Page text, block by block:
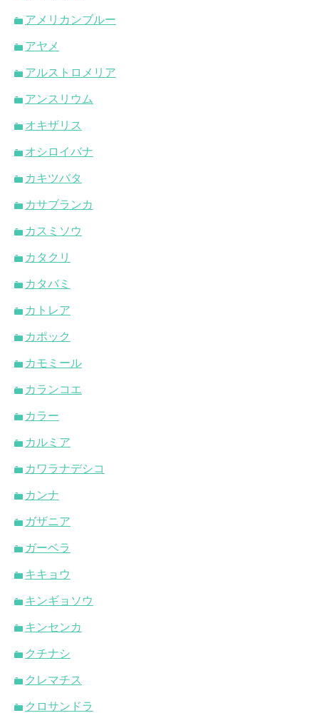
アメリカンブルー
アヤメ
アルストロメリア
アンスリウム
オキザリス
オシロイバナ
カキツバタ
カサブランカ
カスミソウ
カタクリ
カタバミ
カトレア
カポック
カモミール
カランコエ
カラー
カルミア
カワラナデシコ
カンナ
ガザニア
ガーベラ
キキョウ
キンギョソウ
キンセンカ
クチナシ
クレマチス
クロサンドラ